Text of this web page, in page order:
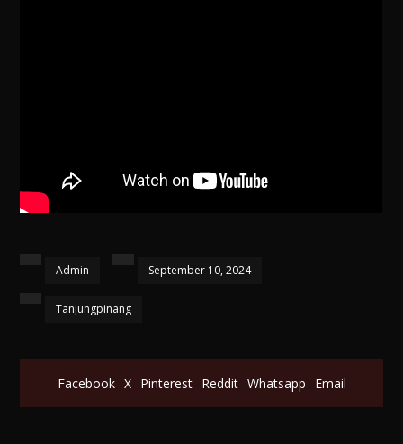
Admin September 10, 2024
Tanjungpinang
Facebook X Pinterest Reddit Whatsapp Email